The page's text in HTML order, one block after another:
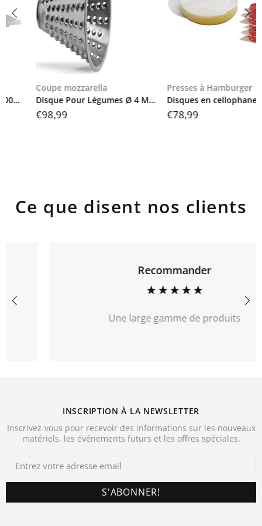
Coupe mozzarella
Disque Pour Légumes Ø 4 Mm, Z/FF2281
€98,99
Presses à Hamburger
Disques en cellophane pour presses hamburger ø 130 mm
€78,99
Ce que disent nos clients
Recommander
Une large gamme de produits
INSCRIPTION À LA NEWSLETTER
Inscrivez-vous pour recevoir des informations sur les nouveaux
matériels, les événements futurs et les offres spéciales.